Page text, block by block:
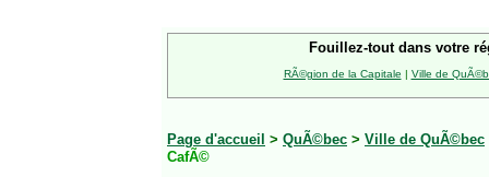
Fouillez-tout dans votre
RÃ©gion de la Capitale | Ville de
Page d'accueil > QuÃ©bec > Ville de QuÃ©bec
CafÃ©